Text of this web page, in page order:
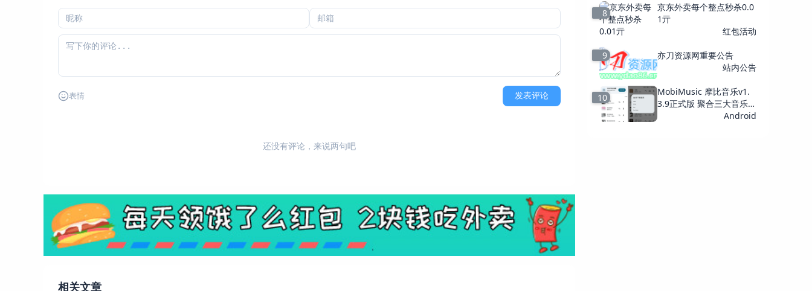
表情 发表评论
还没有评论，来说两句吧
相关文章
8
京东外卖每个整点秒杀0.0
1亓
红包活动
9
亦刀资源网重要公告
站内公告
10
MobiMusic 摩比音乐v1.
3.9正式版 聚合三大音乐平
Android